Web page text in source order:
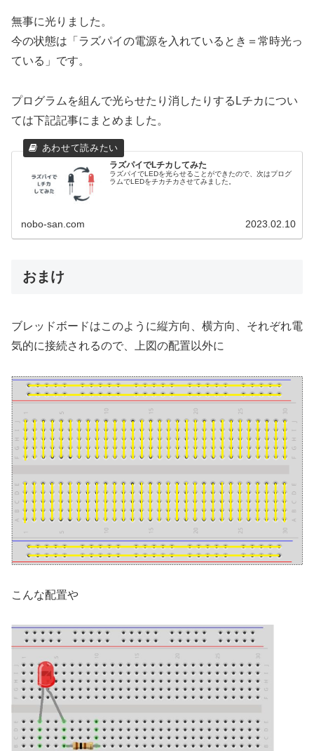
無事に光りました。
今の状態は「ラズパイの電源を入れているとき＝常時光っ
ている」です。
プログラムを組んで光らせたり消したりするLチカについ
ては下記記事にまとめました。
ラズパイでLチカしてみた
ラズパイでLEDを光らせることができたので、次はプログ
ラムでLEDをチカチカさせてみました。
nobo-san.com 2023.02.10
おまけ
ブレッドボードはこのように縦方向、横方向、それぞれ電
気的に接続されるので、上図の配置以外に
こんな配置や